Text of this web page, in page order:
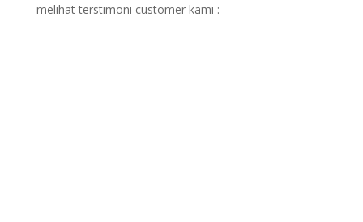
melihat terstimoni customer kami :